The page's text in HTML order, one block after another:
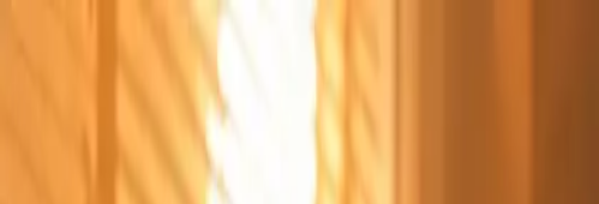
Štvrtok, 6. augusta 2026Meniny má Jozefína